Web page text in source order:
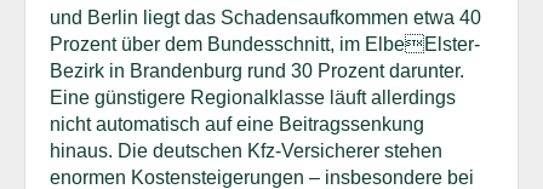
und Berlin liegt das Schadensaufkommen etwa 40
Prozent über dem Bundesschnitt, im ElbeElster-
Bezirk in Brandenburg rund 30 Prozent darunter.
Eine günstigere Regionalklasse läuft allerdings
nicht automatisch auf eine Beitragssenkung
hinaus. Die deutschen Kfz-Versicherer stehen
enormen Kostensteigerungen – insbesondere bei